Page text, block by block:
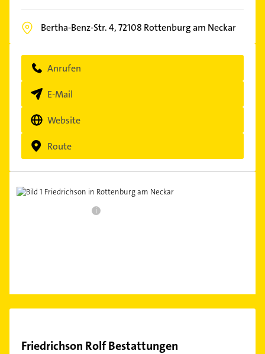
Bertha-Benz-Str. 4,72108 Rottenburg am Neckar
Anrufen
E-Mail
Website
Route
i
Friedrichson Rolf Bestattungen